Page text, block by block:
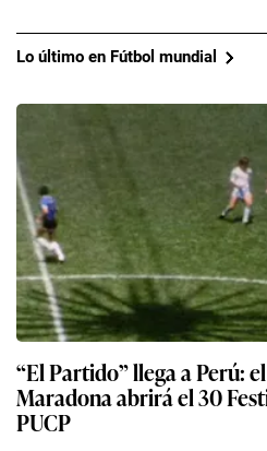
Lo último en Fútbol mundial
“El Partido” llega a Perú:
Maradona abrirá el 30
PUCP